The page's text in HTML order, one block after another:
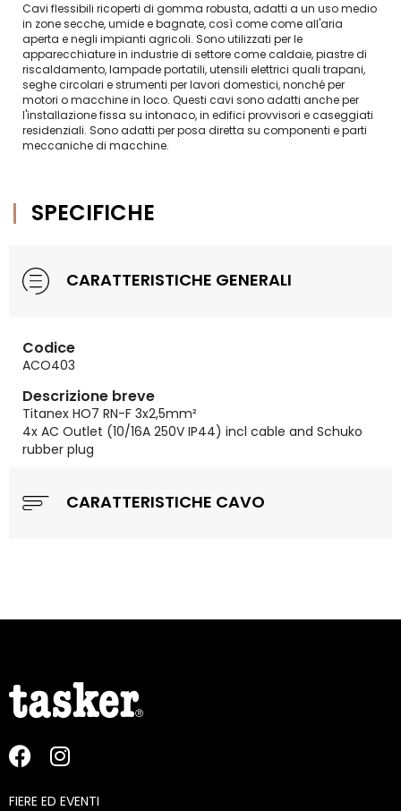
Cavi flessibili ricoperti di gomma robusta, adatti a un uso medio
in zone secche, umide e bagnate, così come come all'aria
aperta e negli impianti agricoli. Sono utilizzati per le
apparecchiature in industrie di settore come caldaie, piastre di
riscaldamento, lampade portatili, utensili elettrici quali trapani,
seghe circolari e strumenti per lavori domestici, nonché per
motori o macchine in loco. Questi cavi sono adatti anche per
l'installazione fissa su intonaco, in edifici provvisori e caseggiati
residenziali. Sono adatti per posa diretta su componenti e parti
meccaniche di macchine.
SPECIFICHE
CARATTERISTICHE GENERALI
Codice
ACO403
Descrizione breve
Titanex HO7 RN-F 3x2,5mm²
4x AC Outlet (10/16A 250V IP44) incl cable and Schuko
rubber plug
CARATTERISTICHE CAVO
FIERE ED EVENTI